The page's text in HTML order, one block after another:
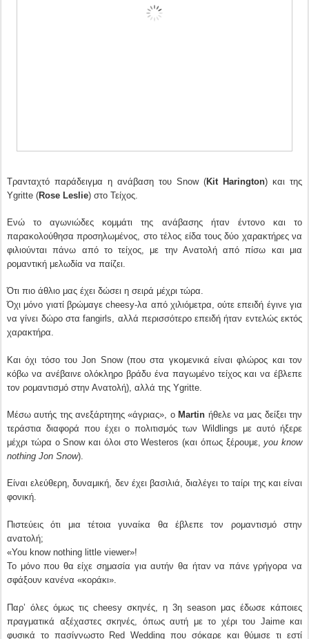
Τρανταχτό παράδειγμα η ανάβαση του Snow (Kit Harington) και της
Ygritte (Rose Leslie) στο Τείχος.
Ενώ το αγωνιώδες κομμάτι της ανάβασης ήταν έντονο και το
παρακολούθησα προσηλωμένος, στο τέλος είδα τους δύο χαρακτήρες να
φιλιούνται πάνω από το τείχος, με την Ανατολή από πίσω και μια
ρομαντική μελωδία να παίζει.
Ότι πιο άθλιο μας έχει δώσει η σειρά μέχρι τώρα.
Όχι μόνο γιατί βρώμαγε cheesy-λα από χιλιόμετρα, ούτε επειδή έγινε για
να γίνει δώρο στα fangirls, αλλά περισσότερο επειδή ήταν εντελώς εκτός
χαρακτήρα.
Και όχι τόσο του Jon Snow (που στα γκομενικά είναι φλώρος και τον
κόβω να ανέβαινε ολόκληρο βράδυ ένα παγωμένο τείχος και να έβλεπε
τον ρομαντισμό στην Ανατολή), αλλά της Ygritte.
Μέσω αυτής της ανεξάρτητης «άγριας», ο Martin ήθελε να μας δείξει την
τεράστια διαφορά που έχει ο πολιτισμός των Wildlings με αυτό ήξερε
μέχρι τώρα ο Snow και όλοι στο Westeros (και όπως ξέρουμε,you know
nothing Jon Snow).
Είναι ελεύθερη, δυναμική, δεν έχει βασιλιά, διαλέγει το ταίρι της και είναι
φονική.
Πιστεύεις ότι μια τέτοια γυναίκα θα έβλεπε τον ρομαντισμό στην
ανατολή;
«You know nothing little viewer»!
Το μόνο που θα είχε σημασία για αυτήν θα ήταν να πάνε γρήγορα να
σφάξουν κανένα «κοράκι».
Παρ’ όλες όμως τις cheesy σκηνές, η 3η season μας έδωσε κάποιες
πραγματικά αξέχαστες σκηνές, όπως αυτή με το χέρι του Jaime και
φυσικά το πασίγνωστο Red Wedding που σόκαρε και θύμισε τι εστί